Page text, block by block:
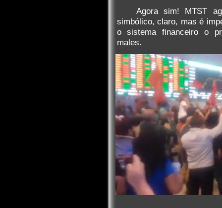
Agora sim! MTST
simbólico, claro, mas é
o sistema financeiro o
males.